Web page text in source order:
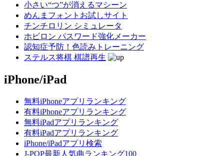
小さい“つ”が消えるマシーン
めんまフォントお試しサイト
チンチロリン シミュレータ
ホビロン パスワード強化メーカー
認知症予防！色読みトレーニング
ステルス将棋 棋譜再生
iPhone/iPad
無料iPhoneアプリランキング
有料iPhoneアプリランキング
無料iPadアプリランキング
有料iPadアプリランキング
iPhone/iPadアプリ検索
J-POP最新人気曲ランキング100